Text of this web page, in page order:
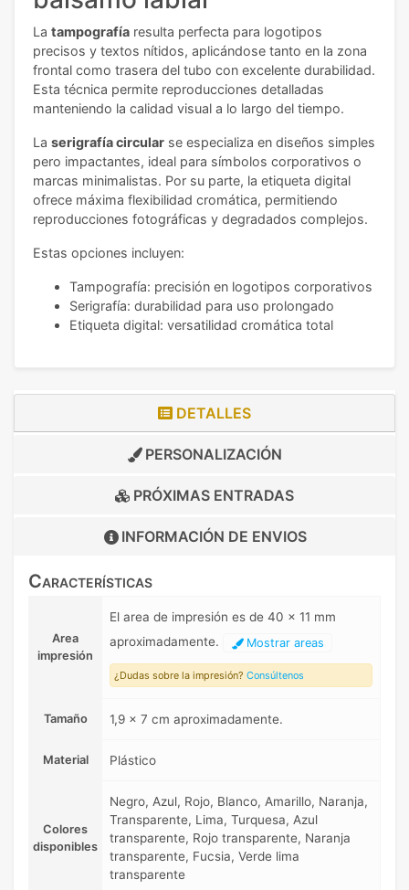
La tampografía resulta perfecta para logotipos
precisos y textos nítidos, aplicándose tanto en la zona
frontal como trasera del tubo con excelente durabilidad.
Esta técnica permite reproducciones detalladas
manteniendo la calidad visual a lo largo del tiempo.
La serigrafía circular se especializa en diseños simples
pero impactantes, ideal para símbolos corporativos o
marcas minimalistas. Por su parte, la etiqueta digital
ofrece máxima flexibilidad cromática, permitiendo
reproducciones fotográficas y degradados complejos.
Estas opciones incluyen:
Tampografía: precisión en logotipos corporativos
Serigrafía: durabilidad para uso prolongado
Etiqueta digital: versatilidad cromática total
DETALLES
PERSONALIZACIÓN
PRÓXIMAS ENTRADAS
INFORMACIÓN DE ENVIOS
Características
Area
impresión
El area de impresión es de 40 x 11 mm
aproximadamente.
Mostrar areas
¿Dudas sobre la impresión? Consúltenos
Tamaño 1,9 x 7 cm aproximadamente.
Material Plástico
Colores
disponibles
Negro, Azul, Rojo, Blanco, Amarillo, Naranja,
Transparente, Lima, Turquesa, Azul
transparente, Rojo transparente, Naranja
transparente, Fucsia, Verde lima
transparente